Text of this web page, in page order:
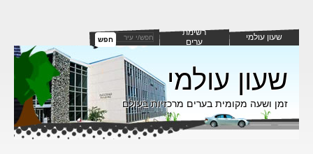
שעון עולמי
רשימת
ערים
חפש
שעון עולמי
זמן ושעה מקומית בערים מרכזיות בעולם